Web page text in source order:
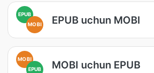
EPUB
MOBI
EPUB uchun MOBI
MOBI
EPUB
MOBI uchun EPUB